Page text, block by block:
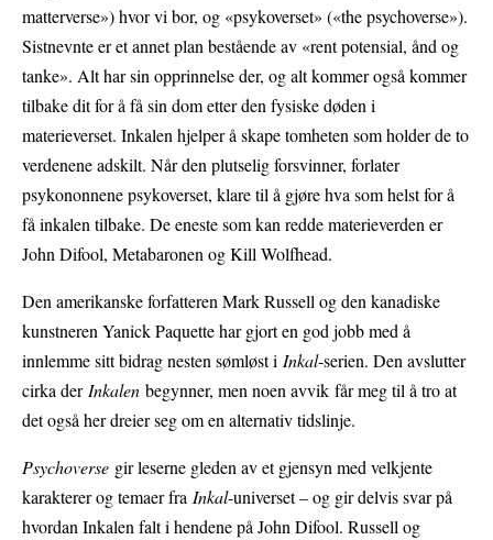
matterverse») hvor vi bor, og «psykoverset» («the psychoverse»).
Sistnevnte er et annet plan bestående av «rent potensial, ånd og
tanke». Alt har sin opprinnelse der, og alt kommer også kommer
tilbake dit for å få sin dom etter den fysiske døden i
materieverset. Inkalen hjelper å skape tomheten som holder de to
verdenene adskilt. Når den plutselig forsvinner, forlater
psykononnene psykoverset, klare til å gjøre hva som helst for å
få inkalen tilbake. De eneste som kan redde materieverden er
John Difool, Metabaronen og Kill Wolfhead.
Den amerikanske forfatteren Mark Russell og den kanadiske
kunstneren Yanick Paquette har gjort en god jobb med å
innlemme sitt bidrag nesten sømløst i Inkal-serien. Den avslutter
cirka der Inkalen begynner, men noen avvik får meg til å tro at
det også her dreier seg om en alternativ tidslinje.
Psychoverse gir leserne gleden av et gjensyn med velkjente
karakterer og temaer fra Inkal-universet – og gir delvis svar på
hvordan Inkalen falt i hendene på John Difool. Russell og